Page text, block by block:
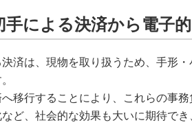
手による決済から電子
済は、現物を取り扱うため、手形
移行することにより、これらの事
ど、社会的な効果も大いに期待で